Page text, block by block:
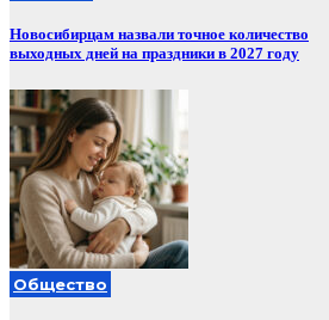
Новосибирцам назвали точное количество
выходных дней на праздники в 2027 году
Общество